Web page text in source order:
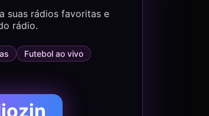
suas rádios favoritas e
rádio.
Futebol ao vivo